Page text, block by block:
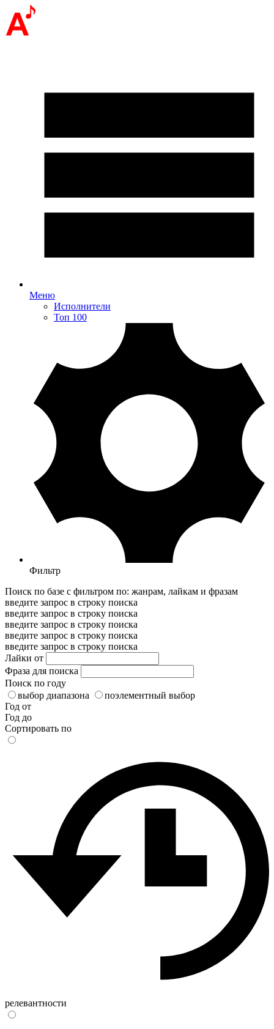
Меню
Исполнители
Топ 100
Фильтр
Поиск по базе с фильтром по: жанрам, лайкам и фразам
введите запрос в строку поиска
введите запрос в строку поиска
введите запрос в строку поиска
введите запрос в строку поиска
введите запрос в строку поиска
Лайки от
Фраза для поиска
Поиск по году
выбор диапазона
поэлементный выбор
Год от
Год до
Сортировать по
релевантности